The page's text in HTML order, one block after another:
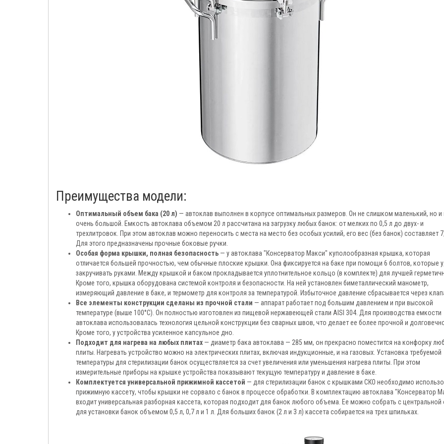
Преимущества модели:
Оптимальный объем бака (20 л) — автоклав выполнен в корпусе оптимальных размеров. Он не слишком маленький, но и
очень большой. Емкость автоклава объемом 20 л рассчитана на загрузку любых банок: от мелких по 0,5 л до двух- и
трехлитровок. При этом автоклав можно переносить с места на место без особых усилий, его вес (без банок) составляет
Для этого предназначены прочные боковые ручки.
Особая форма крышки, полная безопасность — у автоклава "Консерватор Макси" куполообразная крышка, которая
отличается большей прочностью, чем обычные плоские крышки. Она фиксируется на баке при помощи 6 болтов, которые
закручивать руками. Между крышкой и баком прокладывается уплотнительное кольцо (в комплекте) для лучшей
Кроме того, крышка оборудована системой контроля и безопасности. На ней установлен биметаллический манометр,
измеряющий давление в баке, и термометр для контроля за температурой. Избыточное давление сбрасывается через
Все элементы конструкции сделаны из прочной стали — аппарат работает под большим давлением и при высокой
температуре (выше 100°С). Он полностью изготовлен из пищевой нержавеющей стали AISI 304. Для производства емкости
автоклава использовалась технология цельной конструкции без сварных швов, что делает ее более прочной и
Кроме того, у устройства усиленное капсульное дно.
Подходит для нагрева на любых плитах — диаметр бака автоклава — 285 мм, он прекрасно поместится на конфорку
плиты. Нагревать устройство можно на электрических плитах, включая индукционные, и на газовых. Установка требуемой
температуры для стерилизации банок осуществляется за счет увеличения или уменьшения нагрева плиты. При этом
измерительные приборы на крышке устройства показывают текущую температуру и давление в баке.
Комплектуется универсальной прижимной кассетой — для стерилизации банок с крышками СКО необходимо
прижимную кассету, чтобы крышки не сорвало с банок в процессе обработки. В комплектацию автоклава "Консерватор
входит универсальная разборная кассета, которая подходит для банок любого объема. Ее можно собрать с
для установки банок объемом 0,5 л, 0,7 л и 1 л. Для больших банок (2 л и 3 л) кассета собирается на трех шпильках.